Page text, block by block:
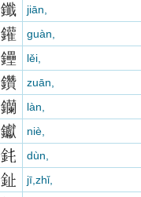
鑯
jiān,
鑵
guàn,
鑸
lěi,
鑽
zuān,
钄
làn,
钀
niè,
dùn,
jī,zhǐ,